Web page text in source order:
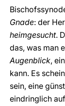
Gnade: der
heimgesucht.
das, was man
Augenblick,
kann. Es
sein, eine
eindringlich